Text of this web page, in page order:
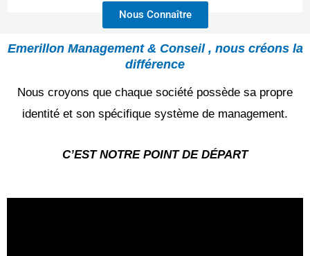
Nous Connaître
Emerillon Management & Conseil , nous créons la
différence
Nous croyons que chaque société possède sa propre
identité et son spécifique système de management.
C’EST NOTRE POINT DE DÉPART